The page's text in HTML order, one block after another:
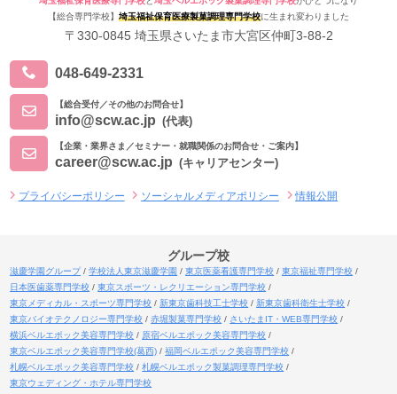
【総合専門学校】 埼玉福祉保育医療製菓調理専門学校に生まれ変わりました
〒330-0845 埼玉県さいたま市大宮区仲町3-88-2
048-649-2331
【総合受付／その他のお問合せ】
info@scw.ac.jp (代表)
【企業・業界さま／セミナー・就職関係のお問合せ・ご案内】
career@scw.ac.jp (キャリアセンター)
プライバシーポリシー ソーシャルメディアポリシー 情報公開
グループ校
滋慶学園グループ 学校法人東京滋慶学園 東京医薬看護専門学校
東京福祉専門学校
日本医歯薬専門学校
東京スポーツ・レクリエーション専門学校
東京メディカル・スポーツ専門学校
新東京歯科技工士学校
新東京歯科衛生士学校
東京バイオテクノロジー専門学校
赤堀製菓専門学校
さいたまIT・WEB専門学校
横浜ベルエポック美容専門学校
原宿ベルエポック美容専門学校
東京ベルエポック美容専門学校(葛西)
福岡ベルエポック美容専門学校
札幌ベルエポック美容専門学校
札幌ベルエポック製菓調理専門学校
東京ウェディング・ホテル専門学校